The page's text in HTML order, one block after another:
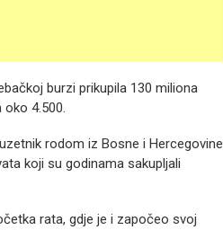
burzi prikupila 130 miliona
4.500.
rodom iz Bosne i Hercegovine
koji su godinama sakupljali
rata, gdje je i započeo svoj